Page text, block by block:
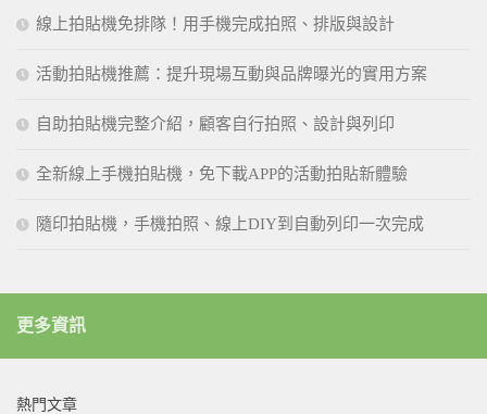
線上拍貼機免排隊！用手機完成拍照、排版與設計
活動拍貼機推薦：提升現場互動與品牌曝光的實用方案
自助拍貼機完整介紹，顧客自行拍照、設計與列印
全新線上手機拍貼機，免下載APP的活動拍貼新體驗
隨印拍貼機，手機拍照、線上DIY到自動列印一次完成
更多資訊
熱門文章